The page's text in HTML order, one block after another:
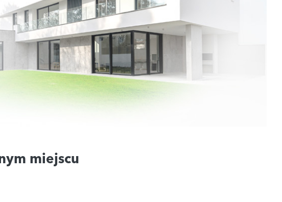
miejscu